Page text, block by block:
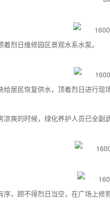
烈日维修园区景观水系水泵。
居民恢复供水，顶着烈日进行现
爽的时候，绿化养护人员已全副
，顾不得烈日当空，在广场上修剪